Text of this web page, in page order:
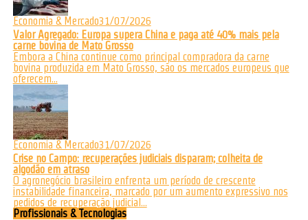
Economia & Mercado31/07/2026
Valor Agregado: Europa supera China e paga até 40% mais pela
carne bovina de Mato Grosso
Embora a China continue como principal compradora da carne
bovina produzida em Mato Grosso, são os mercados europeus que
oferecem...
Economia & Mercado31/07/2026
Crise no Campo: recuperações judiciais disparam; colheita de
algodão em atraso
O agronegócio brasileiro enfrenta um período de crescente
instabilidade financeira, marcado por um aumento expressivo nos
pedidos de recuperação judicial...
Profissionais & Tecnologias